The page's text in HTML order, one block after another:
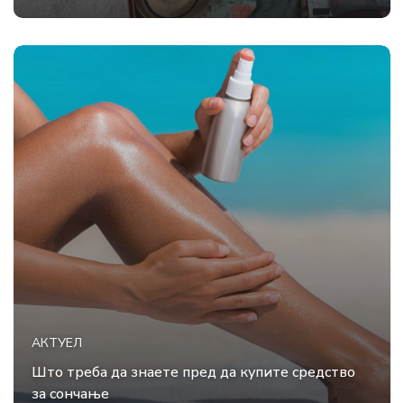
АКТУЕЛ
Што треба да знаете пред да купите средство
за сончање